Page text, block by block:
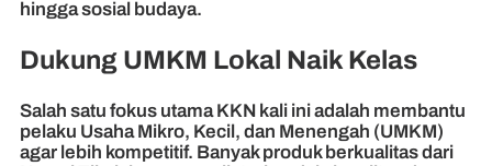
hingga sosial budaya.
Dukung UMKM Lokal Naik Kelas
Salah satu fokus utama KKN kali ini adalah membantu
pelaku Usaha Mikro, Kecil, dan Menengah (UMKM)
agar lebih kompetitif. Banyak produk berkualitas dari